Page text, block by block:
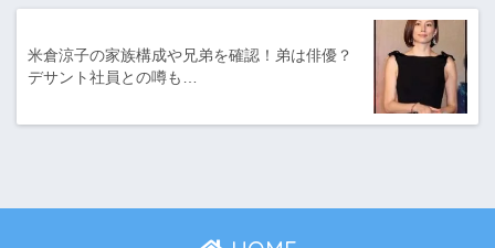
米倉涼子の家族構成や兄弟を確認！弟は俳優？
デサント社員との噂も…